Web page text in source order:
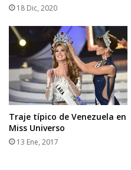
18 Dic, 2020
Traje típico de Venezuela en
Miss Universo
13 Ene, 2017